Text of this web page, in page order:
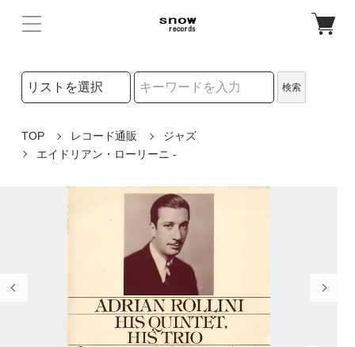
検索リストの選択
検索
TOP レコード通販
ジャズ
エイドリアン・ローリーニ -